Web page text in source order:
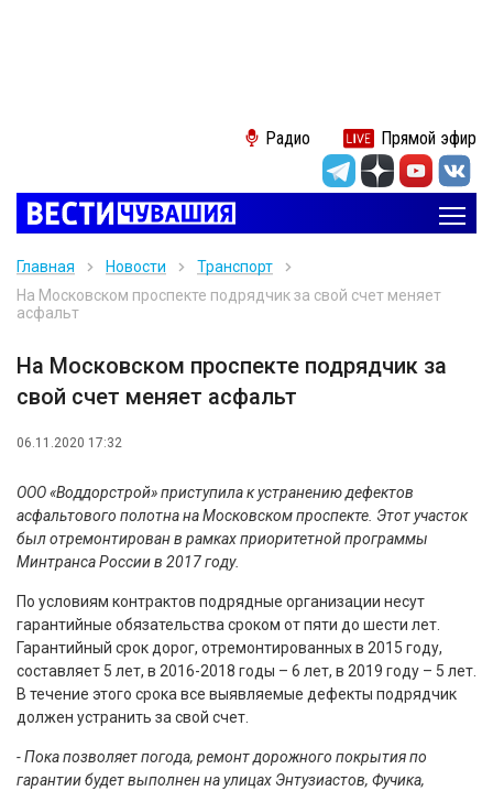
Радио Прямой эфир
Главная Новости
Транспорт
На Московском проспекте подрядчик за свой счет меняет
асфальт
На Московском проспекте подрядчик за
свой счет меняет асфальт
06.11.2020 17:32
ООО «Воддорстрой» приступила к устранению дефектов
асфальтового полотна на Московском проспекте. Этот участок
был отремонтирован в рамках приоритетной программы
Минтранса России в 2017 году.
По условиям контрактов подрядные организации несут
гарантийные обязательства сроком от пяти до шести лет.
Гарантийный срок дорог, отремонтированных в 2015 году,
составляет 5 лет, в 2016-2018 годы – 6 лет, в 2019 году – 5 лет.
В течение этого срока все выявляемые дефекты подрядчик
должен устранить за свой счет.
- Пока позволяет погода, ремонт дорожного покрытия по
гарантии будет выполнен на улицах Энтузиастов, Фучика,